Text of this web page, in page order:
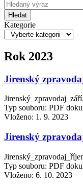
Hledat
Kategorie
Rok 2023
Jirenský
Typ souboru: PDF
Vloženo: 1. 9. 2023
Jirenský
Typ souboru: PDF
Vloženo: 6. 10. 2023